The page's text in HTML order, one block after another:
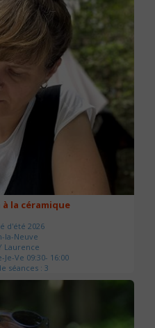
la céramique
d'été 2026
la-Neuve
Laurence
Ve 09:30- 16:00
séances : 3
€